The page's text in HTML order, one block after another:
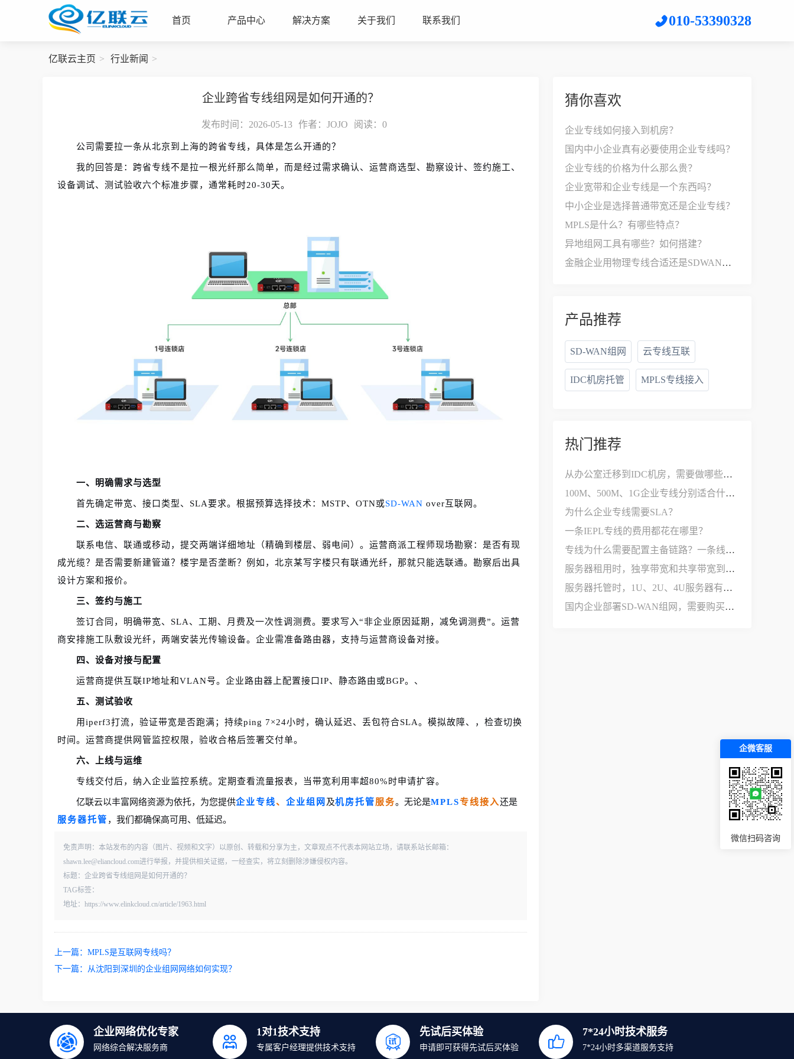
首页 产品中心 解决方案 关于我们 联系我们 010-53390328
亿联云主页 行业新闻
企业跨省专线组网是如何开通的？
发布时间：2026-05-13 作者：JOJO 阅读： 0
公司需要拉一条从北京到上海的跨省专线，具体是怎么开通的？
我的回答是：跨省专线不是拉一根光纤那么简单，而是经过需求确认、运营商选型、勘察设计、签约施工、
设备调试、测试验收六个标准步骤，通常耗时20-30天。
一、明确需求与选型
首先确定带宽、接口类型、SLA要求。根据预算选择技术：MSTP、OTN或SD-WAN over互联网。
二、选运营商与勘察
联系电信、联通或移动，提交两端详细地址（精确到楼层、弱电间）。运营商派工程师现场勘察：是否有现
成光缆？是否需要新建管道？楼宇是否垄断？例如，北京某写字楼只有联通光纤，那就只能选联通。勘察后出具
设计方案和报价。
三、签约与施工
签订合同，明确带宽、SLA、工期、月费及一次性调测费。要求写入“非企业原因延期，减免调测费”。运营
商安排施工队敷设光纤，两端安装光传输设备。企业需准备路由器，支持与运营商设备对接。
四、设备对接与配置
运营商提供互联IP地址和VLAN号。企业路由器上配置接口IP、静态路由或BGP。、
五、测试验收
用iperf3打流，验证带宽是否跑满；持续ping 7×24小时，确认延迟、丢包符合SLA。模拟故障、，检查切换
时间。运营商提供网管监控权限，验收合格后签署交付单。
六、上线与运维
专线交付后，纳入企业监控系统。定期查看流量报表，当带宽利用率超80%时申请扩容。
亿联云以丰富网络资源为依托，为您提供企业专线、 企业组网 及机房托管服务。无论是MPLS专线接入还是
服务器托管 ，我们都确保高可用、低延迟。
免责声明：本站发布的内容（图片、视频和文字）以原创、转载和分享为主，文章观点不代表本网站立场，请联系站长邮箱：
shawn.lee@eliancloud.com进行举报，并提供相关证据，一经查实，将立刻删除涉嫌侵权内容。
标题：企业跨省专线组网是如何开通的？
TAG标签：
地址：https://www.elinkcloud.cn/article/1963.html
上一篇： MPLS是互联网专线吗？
下一篇： 从沈阳到深圳的企业组网网络如何实现？
猜你喜欢
企业专线如何接入到机房？
国内中小企业真有必要使用企业专线吗？
企业专线的价格为什么那么贵？
企业宽带和企业专线是一个东西吗？
中小企业是选择普通带宽还是企业专线？
MPLS是什么？有哪些特点？
异地组网工具有哪些？如何搭建？
金融企业用物理专线合适还是SDWAN比较好？
产品推荐
SD-WAN组网 云专线互联
IDC机房托管 MPLS专线接入
热门推荐
从办公室迁移到IDC机房，需要做哪些网络改造？
100M、500M、1G企业专线分别适合什么公司？
为什么企业专线需要SLA？
一条IEPL专线的费用都花在哪里？
专线为什么需要配置主备链路？一条线路不够用吗？
服务器租用时，独享带宽和共享带宽到底有什么区别？
服务器托管时，1U、2U、4U服务器有什么区别？
国内企业部署SD-WAN组网，需要购买哪些设备和服务？
企业网络优化专家
网络综合解决服务商
1对1技术支持
专属客户经理提供技术支持
先试后买体验
申请即可获得先试后买体验
7*24小时技术服务
7*24小时多渠道服务支持
企微客服
微信扫码咨询